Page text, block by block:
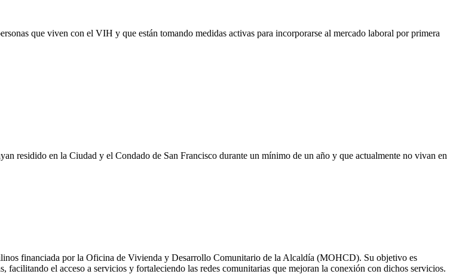
que viven con el VIH y que están tomando medidas activas para incorporarse al mercado laboral por primera
residido en la Ciudad y el Condado de San Francisco durante un mínimo de un año y que actualmente no vivan en
financiada por la Oficina de Vivienda y Desarrollo Comunitario de la Alcaldía (MOHCD). Su objetivo es
el acceso a servicios y fortaleciendo las redes comunitarias que mejoran la conexión con dichos servicios.